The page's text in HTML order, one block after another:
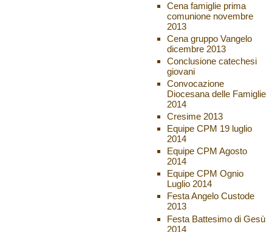
Cena famiglie prima
comunione novembre
2013
Cena gruppo Vangelo
dicembre 2013
Conclusione catechesi
giovani
Convocazione
Diocesana delle Famiglie
2014
Cresime 2013
Equipe CPM 19 luglio
2014
Equipe CPM Agosto
2014
Equipe CPM Ognio
Luglio 2014
Festa Angelo Custode
2013
Festa Battesimo di Gesù
2014